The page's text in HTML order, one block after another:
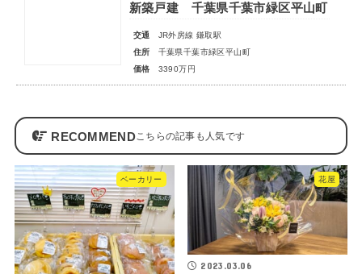
新築戸建 千葉県千葉市緑区平山町
交通
JR外房線 鎌取駅
住所
千葉県千葉市緑区平山町
価格
3390万円
RECOMMEND
ベーカリー 花屋
2023.03.06